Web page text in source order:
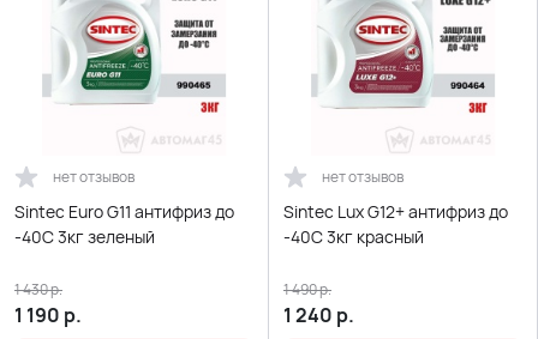
нет отзывов
Sintec Euro G11 антифриз до
-40С 3кг зеленый
1 190 р.
1 430р.
нет отзывов
Sintec Lux G12+ антифриз до
-40С 3кг красный
1 240 р.
1 490р.